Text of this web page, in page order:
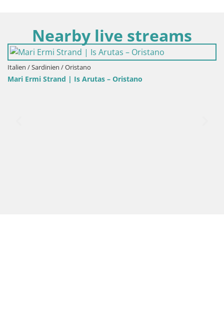
Nearby live streams
Italien / Sardinien / Oristano
Mari Ermi Strand | Is Arutas – Oristano